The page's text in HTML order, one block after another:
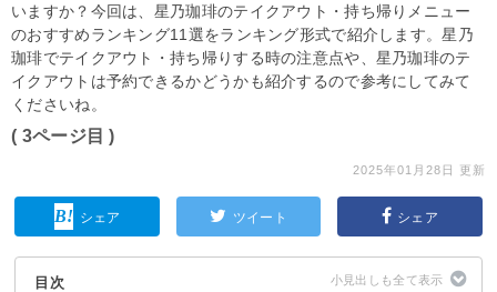
いますか？今回は、星乃珈琲のテイクアウト・持ち帰りメニュー
のおすすめランキング11選をランキング形式で紹介します。星乃
珈琲でテイクアウト・持ち帰りする時の注意点や、星乃珈琲のテ
イクアウトは予約できるかどうかも紹介するので参考にしてみて
くださいね。
( 3ページ目 )
2025年01月28日 更新
シェア ツイート シェア
目次